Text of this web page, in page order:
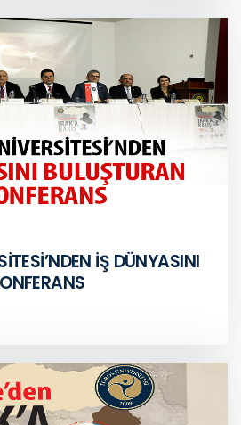
İŞ DÜNYASINI